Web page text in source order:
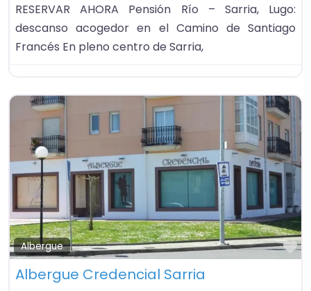
RESERVAR AHORA Pensión Río – Sarria, Lugo:
descanso acogedor en el Camino de Santiago
Francés En pleno centro de Sarria,
Albergue
Albergue Credencial Sarria